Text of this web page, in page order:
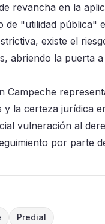
revancha en la
de "utilidad
existe el
abriendo la puerta
Campeche
la certeza jurídica
vulneración al
por parte
Predial